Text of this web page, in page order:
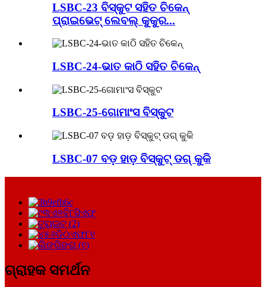
LSBC-23 ବିସ୍କୁଟ ସହିତ ଚିକେନ୍
ପ୍ରାଇଭେଟ୍ ଲେବଲ୍ କୁକୁର...
LSBC-24-ଭାତ କାଠି ସହିତ ଚିକେନ୍
LSBC-25-ଗୋମାଂସ ବିସ୍କୁଟ
LSBC-07 ବଡ଼ ହାଡ଼ ବିସ୍କୁଟ୍ ଡଗ୍ କୁକି
ଗ୍ରାହକ ସମର୍ଥନ